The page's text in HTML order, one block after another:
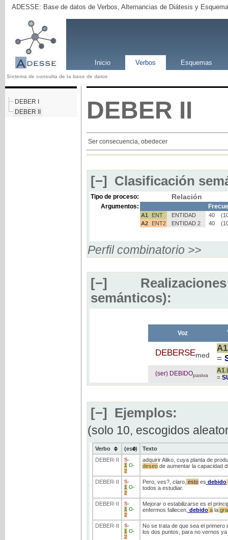
ADESSE: Base de datos de Verbos, Alternancias de Diátesis y
Inicio Verbos Esquemas
Sistema de consulta de la base de datos
DEBER I
DEBER II
DEBER II
Ser consecuencia, obedecer
[−] Clasificación
Tipo de proceso: Relación
Argumentos:
A1 ENT ENTIDAD 40
A2
ENT2 ENTIDAD 2 40
Perfil combinatorio >>
[−]
semánticos):
Voz
DEBERSEmed
A1
=
(ser) DEBIDOpasiva
A1
=
[−] Ejemplos:
(solo 10, escogidos
Verbo (ess)
Texto
DEBER-II S-
1 O-
2
adquirir Aliko, cuya planta de
deseode aumentar la capacidad
DEBER-II S-
1 O-
2
Pero, ves?, claro, estoes debido
todos a estudiar.
DEBER-II S-
1 O-
2
Mejorar o estabilizarse es el
enfermos fallecen, debidoala
DEBER-II S-
1 O-
2
No se trata de que sea el primero
los dos puntos, para no vernos